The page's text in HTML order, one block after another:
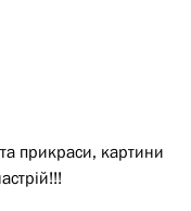
прикраси, картини